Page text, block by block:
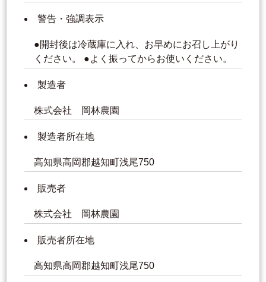
警告・強調表示
●開封後は冷蔵庫に入れ、お早めにお召し上がり
ください。 ●よく振ってからお使いください。
製造者
株式会社 岡林農園
製造者所在地
高知県高岡郡越知町浅尾750
販売者
株式会社 岡林農園
販売者所在地
高知県高岡郡越知町浅尾750